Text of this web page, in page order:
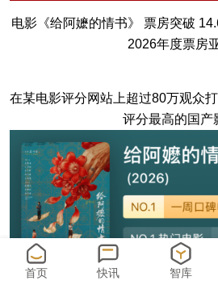
电影《给阿嬷的情书》 票房突破
2026年度票房
在某电影评分网站上超过80万观众
评分最高的国产
首页 快讯 智库